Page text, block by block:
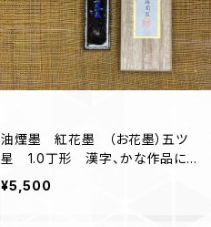
油煙墨 紅花墨 （お花墨）五ツ
星 1.0丁形 漢字、かな作品にオ
ススメ
¥5,500